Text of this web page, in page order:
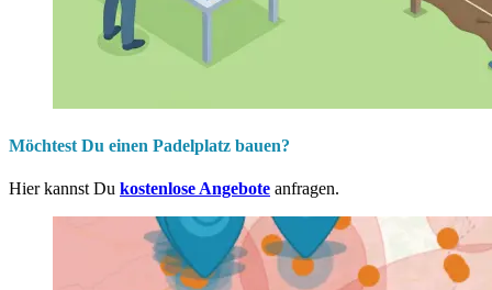
Möchtest Du einen Padelplatz bauen?
Hier kannst Du kostenlose Angebote anfragen.